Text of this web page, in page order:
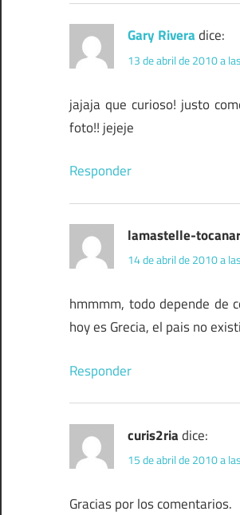
Gary Riveradice:
13 de abril de 2010 a
jajaja que curioso! justo
foto!! jejeje
Responder
lamastelle-
14 de abril de 2010 a
hmmmm, todo depende de
hoy es Grecia, el pais no
Responder
curis2riadice:
15 de abril de 2010 a
Gracias por los comentarios.